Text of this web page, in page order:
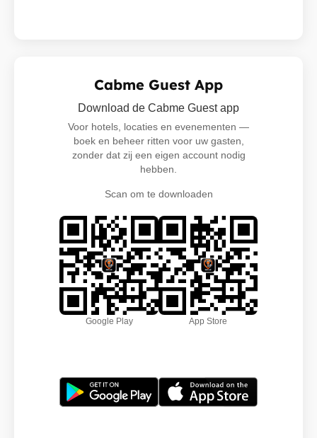
Cabme Guest App
Download de Cabme Guest app
Voor hotels, locaties en evenementen —
boek en beheer ritten voor uw gasten,
zonder dat zij een eigen account nodig
hebben.
Scan om te downloaden
Google Play App Store